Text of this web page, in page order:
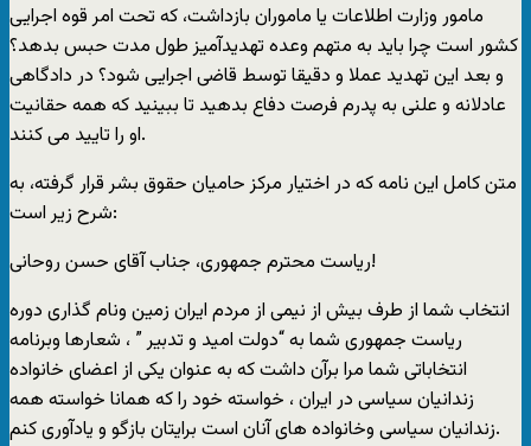
مامور وزارت اطلاعات يا ماموران بازداشت، که تحت امر قوه اجرايی
کشور است چرا بايد به متهم وعده تهديدآميز طول مدت حبس بدهد؟
و بعد اين تهديد عملا و دقيقا توسط قاضی اجرايی شود؟ در دادگاهی
عادلانه و علنی به پدرم فرصت دفاع بدهيد تا ببينيد که همه حقانيت
او را تاييد می کنند.
متن کامل اين نامه که در اختيار مرکز حاميان حقوق بشر قرار گرفته، به
شرح زير است:
رياست محترم جمهوری، جناب آقای حسن روحانی!
انتخاب شما از طرف بيش از نيمی از مردم ايران زمين ونام گذاری دوره
رياست جمهوری شما به “دولت اميد و تدبير ” ، شعارها وبرنامه
انتخاباتی شما مرا برآن داشت که به عنوان يکی از اعضای خانواده
زندانيان سياسی در ايران ، خواسته خود را که همانا خواسته همه
زندانيان سياسی وخانواده های آنان است برايتان بازگو و يادآوری کنم.